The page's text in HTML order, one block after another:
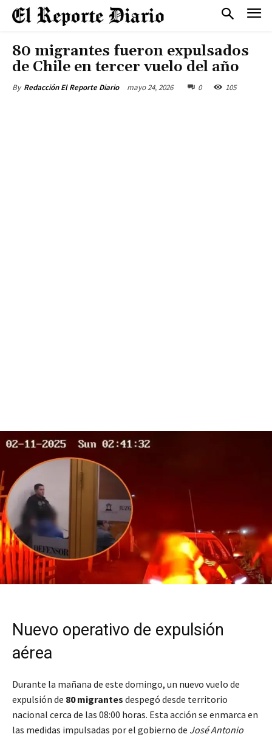
80 migrantes fueron expulsados
de Chile en tercer vuelo del año
By Redacción El Reporte Diario mayo 24, 2026 0 105
Nuevo operativo de expulsión
aérea
Durante la mañana de este domingo, un nuevo vuelo de
expulsión de 80 migrantes despegó desde territorio
nacional cerca de las 08:00 horas. Esta acción se enmarca en
las medidas impulsadas por el gobierno de José Antonio